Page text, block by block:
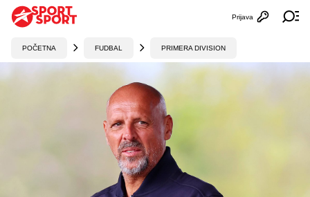
Otvori
Prijava
POČETNA FUDBAL PRIMERA DIVISION